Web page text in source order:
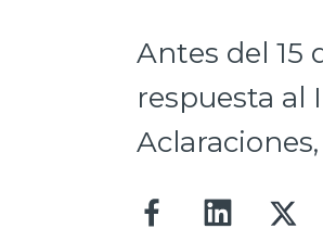
Antes del 15
respuesta al